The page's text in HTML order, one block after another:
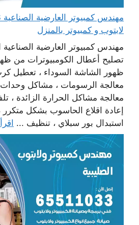
لابتوب و كمبيوتر بالمنزل
مهندس كمبيوتر العارضية
تصليح أعطال الكومبيوترات من
ظهور الشاشة السوداء ، تعطيل
معالجة الرسومات ، مشاكل وحدات
معالجة مشاكل الحرارة الزائدة ،
إعادة اقلاع الحاسوب بشكل متكرر
استبدال بور سبلاي ، تنظيف ...